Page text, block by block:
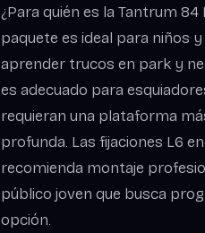
¿Para quién es la Tantrum
paquete es ideal para niños
aprender trucos en park y
es adecuado para
requieran una plataforma
profunda. Las fijaciones L6
recomienda montaje
público joven que busca
opción.